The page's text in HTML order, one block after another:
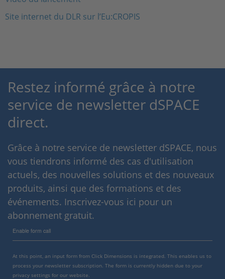
Site internet du DLR sur l’Eu:CROPIS
Restez informé grâce à notre
service de newsletter dSPACE
direct.
Grâce à notre service de newsletter dSPACE, nous
vous tiendrons informé des cas d'utilisation
actuels, des nouvelles solutions et des nouveaux
produits, ainsi que des formations et des
événements. Inscrivez-vous ici pour un
abonnement gratuit.
Enable form call
At this point, an input form from Click Dimensions is integrated. This enables us to
process your newsletter subscription. The form is currently hidden due to your
privacy settings for our website.